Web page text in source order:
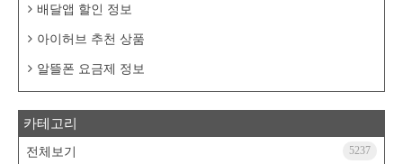
배달앱 할인 정보
아이허브 추천 상품
알뜰폰 요금제 정보
카테고리
전체보기 5237